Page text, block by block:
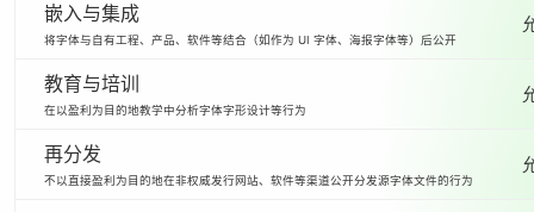
嵌入与集成
将字体与自有工程、产品、软件等结合（如作为 UI 字体、海报字体等）后公开
教育与培训
在以盈利为目的地教学中分析字体字形设计等行为
再分发
不以直接盈利为目的地在非权威发行网站、软件等渠道公开分发源字体文件的行为